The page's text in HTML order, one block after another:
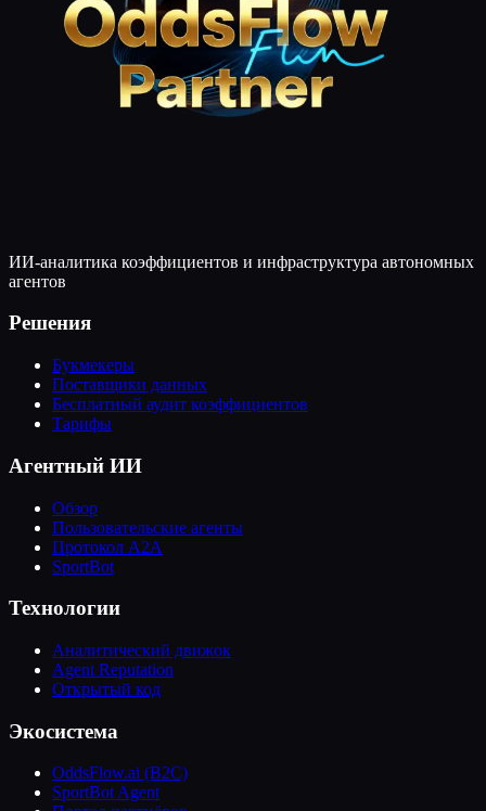
ИИ-аналитика коэффициентов и инфраструктура автономных
агентов
Решения
Букмекеры
Поставщики данных
Бесплатный аудит коэффициентов
Тарифы
Агентный ИИ
Обзор
Пользовательские агенты
Протокол A2A
SportBot
Технологии
Аналитический движок
Agent Reputation
Открытый код
Экосистема
OddsFlow.ai (B2C)
SportBot Agent